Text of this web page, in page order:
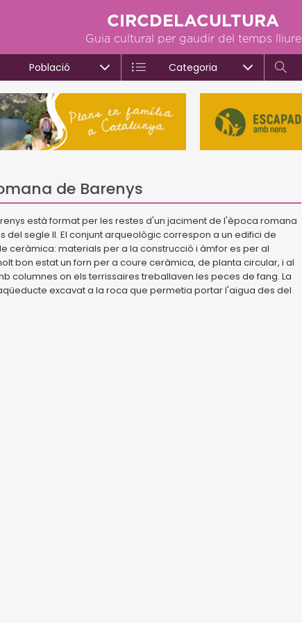
CIRCDELACULTURA
Guia cultural per gaudir del temps lliure
Població Categoria
de Barenys
està format per les restes d'un jaciment de l'època romana
del segle II. El conjunt arqueològic correspon a un edifici de
ceràmica: materials per a la construcció i àmfor es per al
bon estat un forn per a coure ceràmica, de planta circular, i al
columnes on els terrissaires treballaven les peces de fang. La
excavat a la roca que permetia portar l'aigua des del